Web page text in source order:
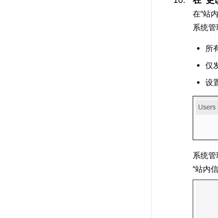
在“站
系统
所
仅
设
系统
“站内